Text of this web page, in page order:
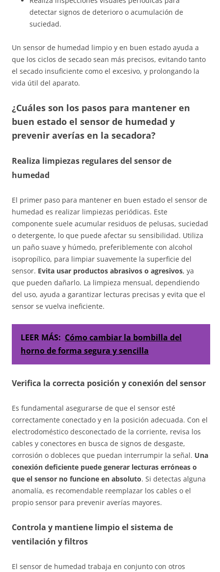
detectar signos de deterioro o acumulación de
suciedad.
Un sensor de humedad limpio y en buen estado ayuda a
que los ciclos de secado sean más precisos, evitando tanto
el secado insuficiente como el excesivo, y prolongando la
vida útil del aparato.
¿Cuáles son los pasos para mantener en
buen estado el sensor de humedad y
prevenir averías en la secadora?
Realiza limpiezas regulares del sensor de
humedad
El primer paso para mantener en buen estado el sensor de
humedad es realizar limpiezas periódicas. Este
componente suele acumular residuos de pelusas, suciedad
o detergente, lo que puede afectar su sensibilidad. Utiliza
un paño suave y húmedo, preferiblemente con alcohol
isopropílico, para limpiar suavemente la superficie del
sensor. Evita usar productos abrasivos o agresivos, ya
que pueden dañarlo. La limpieza mensual, dependiendo
del uso, ayuda a garantizar lecturas precisas y evita que el
sensor se vuelva ineficiente.
LEER MÁS: Cómo cambiar la bombilla del
horno de forma segura y sencilla
Verifica la correcta posición y conexión del sensor
Es fundamental asegurarse de que el sensor esté
correctamente conectado y en la posición adecuada. Con el
electrodoméstico desconectado de la corriente, revisa los
cables y conectores en busca de signos de desgaste,
corrosión o dobleces que puedan interrumpir la señal. Una
conexión deficiente puede generar lecturas erróneas o
que el sensor no funcione en absoluto. Si detectas alguna
anomalía, es recomendable reemplazar los cables o el
propio sensor para prevenir averías mayores.
Controla y mantiene limpio el sistema de
ventilación y filtros
El sensor de humedad trabaja en conjunto con otros